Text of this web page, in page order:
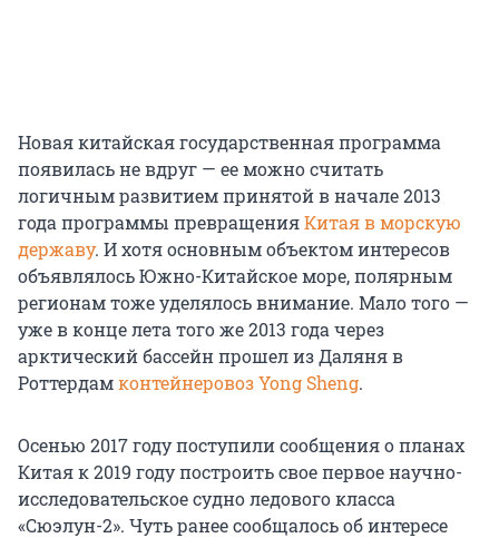
Новая китайская государственная программа
появилась не вдруг — ее можно считать
логичным развитием принятой в начале 2013
года программы превращенияКитая в морскую
державу. И хотя основным объектом интересов
объявлялось Южно-Китайское море, полярным
регионам тоже уделялось внимание. Мало того —
уже в конце лета того же 2013 года через
арктический бассейн прошел из Даляня в
Роттердамконтейнеровоз Yong Sheng.
Осенью 2017 году поступили сообщения о планах
Китая к 2019 году построить свое первое научно-
исследовательское судно ледового класса
«Сюэлун-2». Чуть ранее сообщалось об интересе